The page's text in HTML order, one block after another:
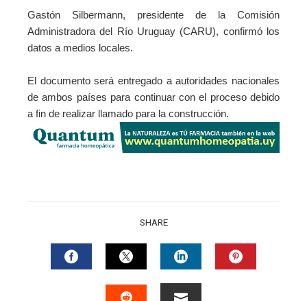
Gastón Silbermann, presidente de la Comisión
Administradora del Río Uruguay (CARU), confirmó los
datos a medios locales.
El documento será entregado a autoridades nacionales
de ambos países para continuar con el proceso debido
a fin de realizar llamado para la construcción.
SHARE
FACEBOOKTWITTERLINKEDIN